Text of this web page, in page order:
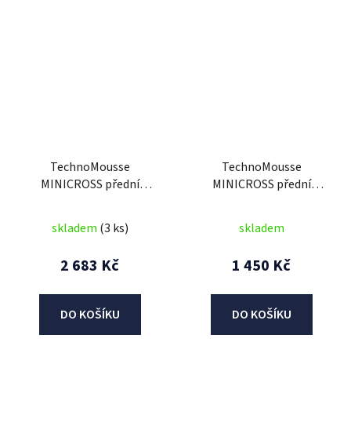
TechnoMousse
MINICROSS přední
TechnoMousse (BLACK
SERIES , standardní
skladem (3 ks)
2 683 Kč
DO KOŠÍKU
TechnoMousse
MINICROSS přední
SERIES = standardní
skladem
1 450 Kč
DO KOŠÍKU